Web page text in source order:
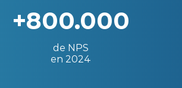
+800.000
de NPS
en 2024